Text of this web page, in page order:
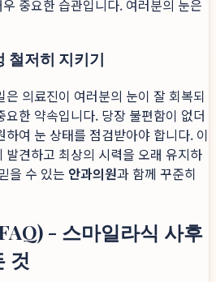
중요한 습관입니다. 여러분의 눈은
철저히 지키기
의료진이 여러분의 눈이 잘 회복되
한 약속입니다. 당장 불편함이 없더
여 눈 상태를 점검받아야 합니다. 이
견하고 최상의 시력을 오래 유지하
을 수 있는 안과의원과 함께 꾸준히
- 스마일라식 사후
것